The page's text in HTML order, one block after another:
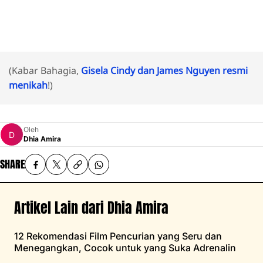
(Kabar Bahagia, Gisela Cindy dan James Nguyen resmi
menikah!)
Oleh
Dhia Amira
SHARE
Artikel Lain dari Dhia Amira
12 Rekomendasi Film Pencurian yang Seru dan
Menegangkan, Cocok untuk yang Suka Adrenalin